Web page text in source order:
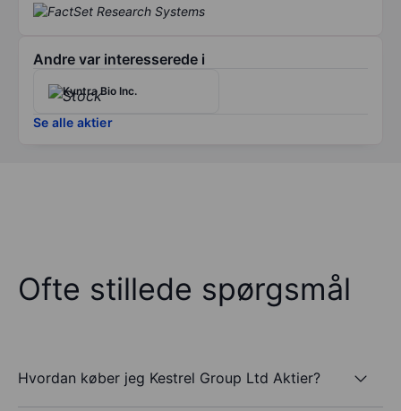
Andre var interesserede i
Kyntra Bio Inc.
Se alle aktier
Ofte stillede spørgsmål
Hvordan køber jeg Kestrel Group Ltd Aktier?